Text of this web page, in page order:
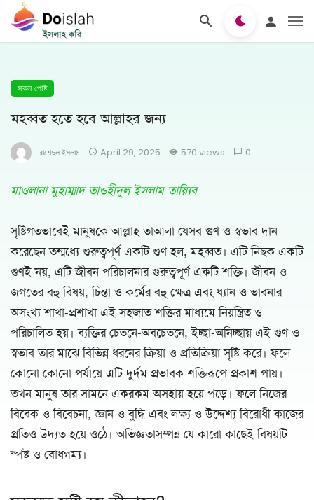
সকল পোষ্ট
মহব্বত হতে হবে আল্লাহর জন্য
রাশেদুল ইসলাম April 29, 2025 570 views 0
মাওলানা মুহাম্মাদ তাওহীদুল ইসলাম তায়্যিব
সৃষ্টিগতভাবেই মানুষকে আল্লাহ তাআলা যেসব গুণ ও স্বভাব দান
করেছেন তন্মধ্যে গুরুত্বপূর্ণ একটি গুণ হল, মহব্বত। এটি নিছক একটি
গুণই নয়, এটি জীবন পরিচালনার গুরুত্বপূর্ণ একটি শক্তি। জীবন ও
জগতের বহু বিষয়, চিন্তা ও কর্মের বহু ক্ষেত্র এবং ধ্যান ও ভাবনার
অসংখ্য শাখা-প্রশাখা এই সহজাত শক্তির মাধ্যমে নিয়ন্ত্রিত ও
পরিচালিত হয়। ব্যক্তির চেতনে-অবচেতনে, ইচ্ছা-অনিচ্ছায় এই গুণ ও
স্বভাব তার মাঝে বিভিন্ন ধরনের ক্রিয়া ও প্রতিক্রিয়া সৃষ্টি করে। ফলে
কোনো কোনো পর্যায়ে এটি দুর্দম প্রভাবক শক্তিরূপে প্রকাশ পায়।
তখন মানুষ তার সামনে একরকম অসহায় হয়ে পড়ে। ফলে নিজের
বিবেক ও বিবেচনা, জ্ঞান ও বুদ্ধি এবং লক্ষ্য ও উদ্দেশ্য বিরোধী কাজের
প্রতিও উদ্যত হয়ে ওঠে। অভিজ্ঞতাসম্পন্ন যে কারো কাছেই বিষয়টি
স্পষ্ট ও বোধগম্য।